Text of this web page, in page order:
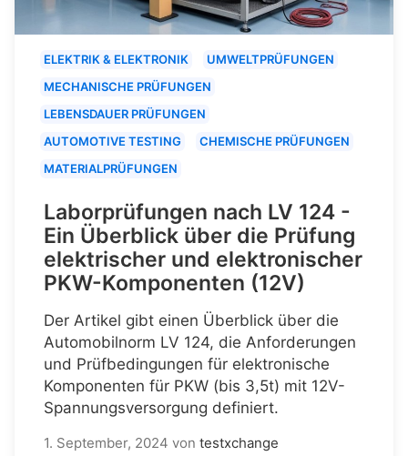
ELEKTRIK & ELEKTRONIK
UMWELTPRÜFUNGEN
MECHANISCHE PRÜFUNGEN
LEBENSDAUER PRÜFUNGEN
AUTOMOTIVE TESTING
CHEMISCHE PRÜFUNGEN
MATERIALPRÜFUNGEN
Laborprüfungen nach LV 124 -
Ein Überblick über die Prüfung
elektrischer und elektronischer
PKW-Komponenten (12V)
Der Artikel gibt einen Überblick über die
Automobilnorm LV 124, die Anforderungen
und Prüfbedingungen für elektronische
Komponenten für PKW (bis 3,5t) mit 12V-
Spannungsversorgung definiert.
1. September, 2024 von testxchange